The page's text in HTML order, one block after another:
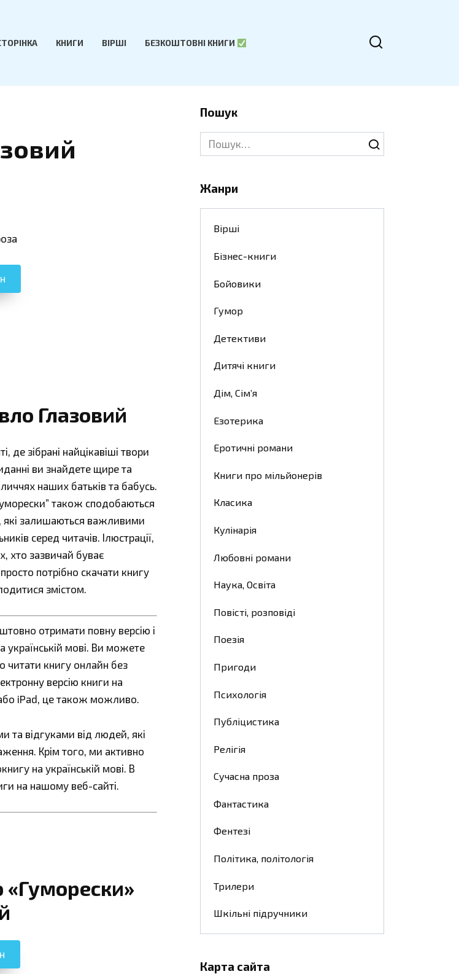
КНИГИ ВІРШІ БЕЗКОШТОВНІ КНИГИ
Глазовий
де зібрані найцікавіші твори
ви знайдете щире та
наших батьків та бабусь.
також сподобаються
які залишаються важливими
серед читачів. Ілюстрації,
хто зазвичай буває
потрібно скачати книгу
змістом.
отримати повну версію і
українській мові. Ви можете
читати книгу онлайн без
версію книги на
iPad, це також можливо.
та відгуками від людей, які
Крім того, ми активно
на українській мові. В
на нашому веб-сайті.
«Гуморески»
Пошук
Search
for:
Жанри
Вірші
Бізнес-книги
Бойовики
Гумор
Детективи
Дитячі книги
Дім, Сім’я
Езотерика
Еротичні романи
Книги про мільйонерів
Класика
Кулінарія
Любовні романи
Наука, Освіта
Повісті, розповіді
Поезія
Пригоди
Психологія
Публіцистика
Релігія
Сучасна проза
Фантастика
Фентезі
Політика, політологія
Трилери
Шкільні підручники
Карта сайта